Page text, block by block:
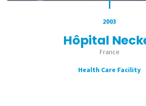
2003
Hôpital
France
Health Care Facility